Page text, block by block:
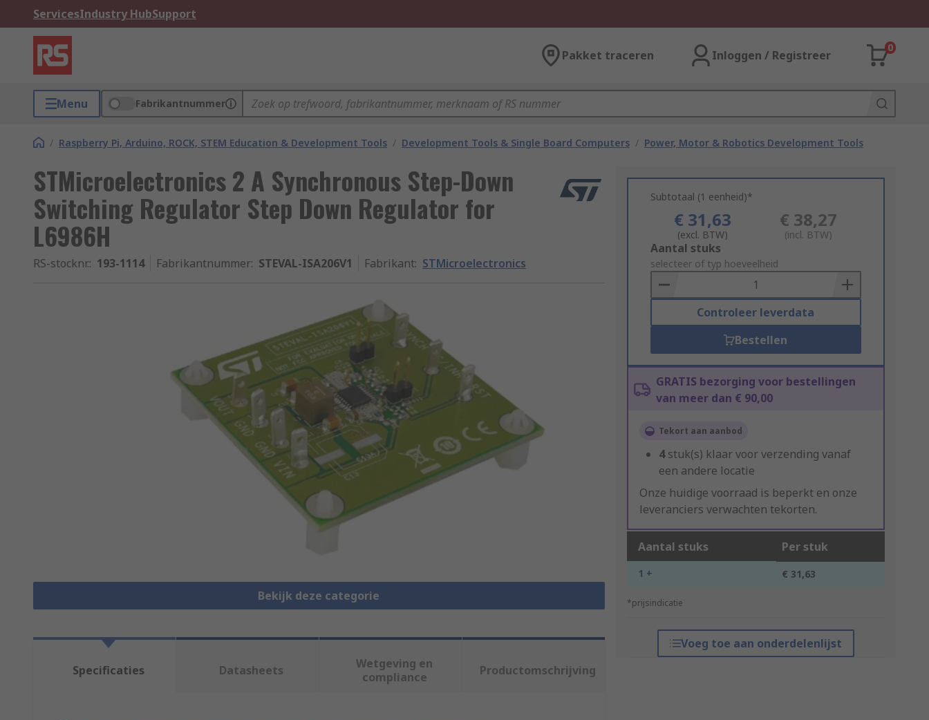
ServicesIndustry HubSupport
Pakket traceren Inloggen / Registreer
0
Menu Fabrikantnummer
/ Raspberry Pi, Arduino, ROCK, STEM Education & Development Tools / Development Tools & Single Board Computers / Power, Motor & Robotics Development Tools
STMicroelectronics 2 A Synchronous Step-Down
Switching Regulator Step Down Regulator for
L6986H
RS-stocknr.: 193-1114 Fabrikantnummer: STEVAL-ISA206V1 Fabrikant: STMicroelectronics
Bekijk deze categorie
Subtotaal (1 eenheid)*
€ 31,63
(excl. BTW)
€ 38,27
(incl. BTW)
Add
to
Basket
Aantal stuks
selecteer of typ hoeveelheid
Controleer leverdata
Bestellen
GRATIS bezorging voor bestellingen
van meer dan € 90,00
Tekort aan aanbod
4stuk(s) klaar voor verzending vanaf
een andere locatie
Onze huidige voorraad is beperkt en onze
leveranciers verwachten tekorten.
Aantal stuks Per stuk
1 + € 31,63
*prijsindicatie
Voeg toe aan onderdelenlijst
Specificaties
Datasheets
Wetgeving en
compliance
Productomschrijving